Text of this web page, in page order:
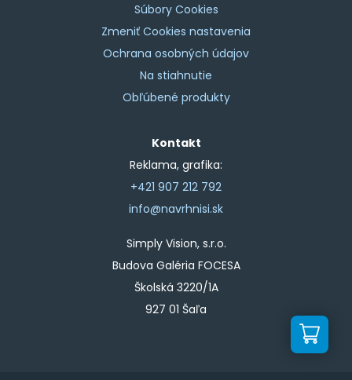
Súbory Cookies
Zmeniť Cookies nastavenia
Ochrana osobných údajov
Na stiahnutie
Obľúbené produkty
Kontakt
Reklama, grafika:
+421 907 212 792
info@navrhnisi.sk
Simply Vision, s.r.o.
Budova Galéria FOCESA
Školská 3220/1A
927 01 Šaľa